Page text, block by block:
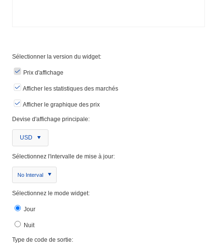
Sélectionner la version du widget:
Prix ​​d'affichage
Afficher les statistiques des marchés
Afficher le graphique des prix
Devise d'affichage principale:
USD
Sélectionnez l'intervalle de mise à jour:
No Interval
Sélectionnez le mode widget:
Jour
Nuit
Type de code de sortie: